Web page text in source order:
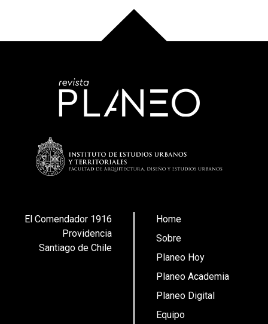
El Comendador 1916
Providencia
Santiago de Chile
Home
Sobre
Planeo Hoy
Planeo Academia
Planeo Digital
Equipo